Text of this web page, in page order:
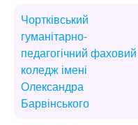
Чортківський
гуманітарно-
педагогічний фаховий
коледж імені
Олександра
Барвінського